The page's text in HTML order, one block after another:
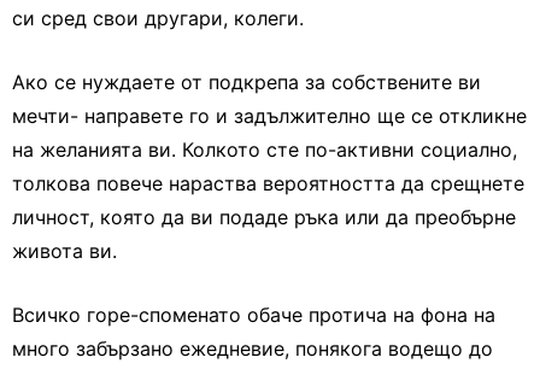
си сред свои другари, колеги.
Ако се нуждаете от подкрепа за собствените ви
мечти- направете го и задължително ще се откликне
на желанията ви. Колкото сте по-активни социално,
толкова повече нараства вероятността да срещнете
личност, която да ви подаде ръка или да преобърне
живота ви.
Всичко горе-споменато обаче протича на фона на
много забързано ежедневие, понякога водещо до